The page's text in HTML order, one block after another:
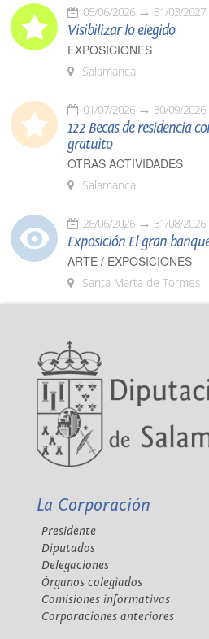
05/06/2026 31/03/2027
Visibilizar lo elegido
EXPOSICIONES
Salamanca
01/07/2026 30/09/2026
122 Becas de residencia
gratuito
OTRAS ACTIVIDADES
Salamanca
26/06/2026 31/08/2026
Exposición El gran
ARTE / EXPOSICIONES
Santa Marta de Tormes
La Corporación
Presidente
Diputados
Delegaciones
Órganos colegiados
Comisiones informativas
Corporaciones anteriores